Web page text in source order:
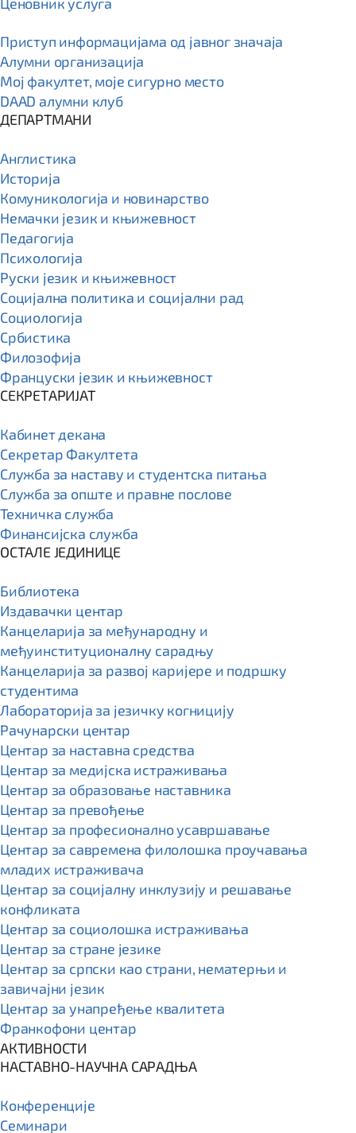
Приступ информацијама од јавног значаја
Алумни организација
Мој факултет, моје сигурно место
DAAD алумни клуб
ДЕПАРТМАНИ
Англистика
Историја
Комуникологија и новинарство
Немачки језик и књижевност
Педагогија
Психологија
Руски језик и књижевност
Социјална политика и социјални рад
Социологија
Србистика
Филозофија
Француски језик и књижевност
СЕКРЕТАРИЈАТ
Кабинет декана
Секретар Факултета
Служба за наставу и студентска питања
Служба за опште и правне послове
Техничка служба
Финансијска служба
ОСТАЛЕ ЈЕДИНИЦЕ
Библиотека
Издавачки центар
Канцеларија за међународну и
међуинституционалну сарадњу
Канцеларија за развој каријере и подршку
студентима
Лабораторија за језичку когницију
Рачунарски центар
Центар за наставна средства
Центар за медијска истраживања
Центар за образовање наставника
Центар за превођење
Центар за професионално усавршавање
Центар за савремена филолошка проучавања
младих истраживача
Центар за социјалну инклузију и решавање
конфликата
Центар за социолошка истраживања
Центар за стране језике
Центар за српски као страни, нематерњи и
завичајни језик
Центар за унапређење квалитета
Франкофони центар
АКТИВНОСТИ
НАСТАВНО-НАУЧНА САРАДЊА
Конференције
Семинари